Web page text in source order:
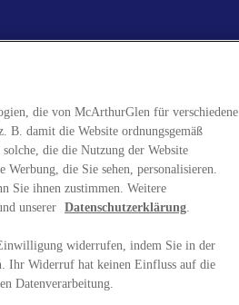
die von McArthurGlen für verschiedene
B. damit die Website ordnungsgemäß
die die Nutzung der Website
Werbung, die Sie sehen, personalisieren.
Sie ihnen zustimmen. Weitere
unserer Datenschutzerklärung.
widerrufen, indem Sie in der
Ihr Widerruf hat keinen Einfluss auf die
Datenverarbeitung.